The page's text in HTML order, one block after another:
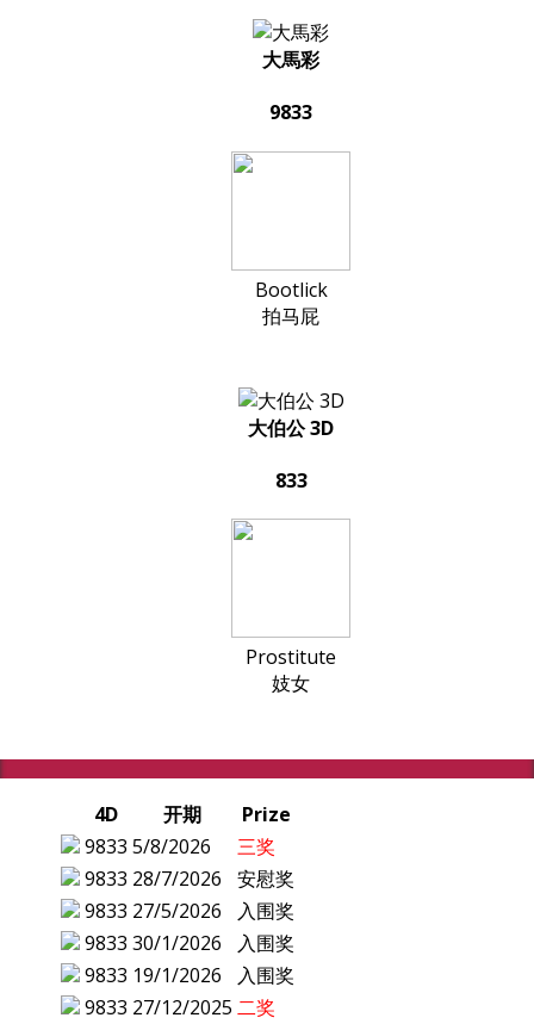
大馬彩
9833
Bootlick
拍马屁
大伯公 3D
833
Prostitute
妓女
4D 开期
Prize
9833 5/8/2026
三奖
9833 28/7/2026
安慰奖
9833 27/5/2026
入围奖
9833 30/1/2026
入围奖
9833 19/1/2026
入围奖
9833 27/12/2025 二奖